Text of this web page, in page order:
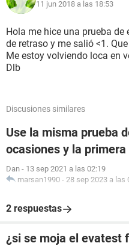
11 jun 2018 a las 18:53
Hola me hice una prueba
de retraso y me salió <1.
Me estoy volviendo loca en
Dlb
Discusiones similares
Use la misma prueba
ocasiones y la
Dan - 13 sep 2021 a las 02:19
marsan1990 - 28 sep 2023 a las
2 respuestas
¿si se moja el evatest